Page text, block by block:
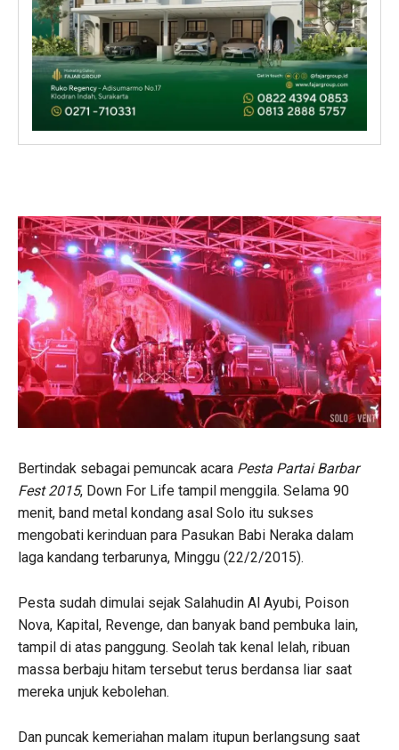
Bertindak sebagai pemuncak acara Pesta Partai Barbar
Fest 2015, Down For Life tampil menggila. Selama 90
menit, band metal kondang asal Solo itu sukses
mengobati kerinduan para Pasukan Babi Neraka dalam
laga kandang terbarunya, Minggu (22/2/2015).
Pesta sudah dimulai sejak Salahudin Al Ayubi, Poison
Nova, Kapital, Revenge, dan banyak band pembuka lain,
tampil di atas panggung. Seolah tak kenal lelah, ribuan
massa berbaju hitam tersebut terus berdansa liar saat
mereka unjuk kebolehan.
Dan puncak kemeriahan malam itupun berlangsung saat